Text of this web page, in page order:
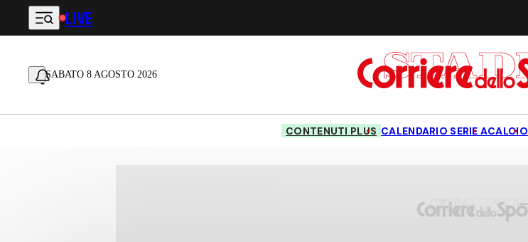
Vai al contenuto principale
LIVE
SABATO 8 AGOSTO 2026
CONTENUTI PLUS CALENDARIO SERIE ACALCIO